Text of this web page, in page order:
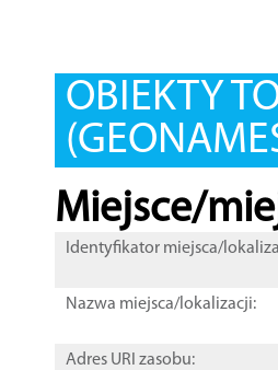
OBIEKTY
Miejsce/
Identyfikator miejsca/
Nazwa miejsca/lokalizacji:
Adres URI zasobu: